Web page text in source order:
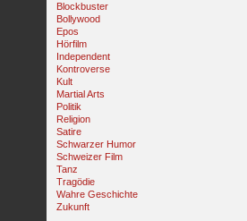
Blockbuster
Bollywood
Epos
Hörfilm
Independent
Kontroverse
Kult
Martial Arts
Politik
Religion
Satire
Schwarzer Humor
Schweizer Film
Tanz
Tragödie
Wahre Geschichte
Zukunft